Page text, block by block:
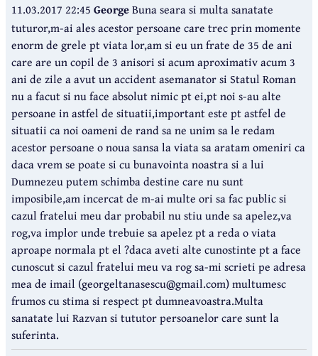
11.03.2017 22:45 GeorgeBuna seara si multa sanatate
tuturor,m-ai ales acestor persoane care trec prin momente
enorm de grele pt viata lor,am si eu un frate de 35 de ani
care are un copil de 3 anisori si acum aproximativ acum 3
ani de zile a avut un accident asemanator si Statul Roman
nu a facut si nu face absolut nimic pt ei,pt noi s-au alte
persoane in astfel de situatii,important este pt astfel de
situatii ca noi oameni de rand sa ne unim sa le redam
acestor persoane o noua sansa la viata sa aratam omeniri ca
daca vrem se poate si cu bunavointa noastra si a lui
Dumnezeu putem schimba destine care nu sunt
imposibile,am incercat de m-ai multe ori sa fac public si
cazul fratelui meu dar probabil nu stiu unde sa apelez,va
rog,va implor unde trebuie sa apelez pt a reda o viata
aproape normala pt el ?daca aveti alte cunostinte pt a face
cunoscut si cazul fratelui meu va rog sa-mi scrieti pe adresa
mea de imail (georgeltanasescu@gmail.com) multumesc
frumos cu stima si respect pt dumneavoastra.Multa
sanatate lui Razvan si tututor persoanelor care sunt la
suferinta.